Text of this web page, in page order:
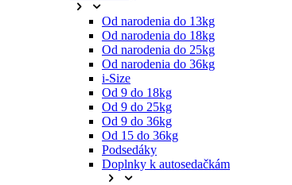
Od narodenia do 13kg
Od narodenia do 18kg
Od narodenia do 25kg
Od narodenia do 36kg
i-Size
Od 9 do 18kg
Od 9 do 25kg
Od 9 do 36kg
Od 15 do 36kg
Podsedáky
Doplnky k autosedačkám